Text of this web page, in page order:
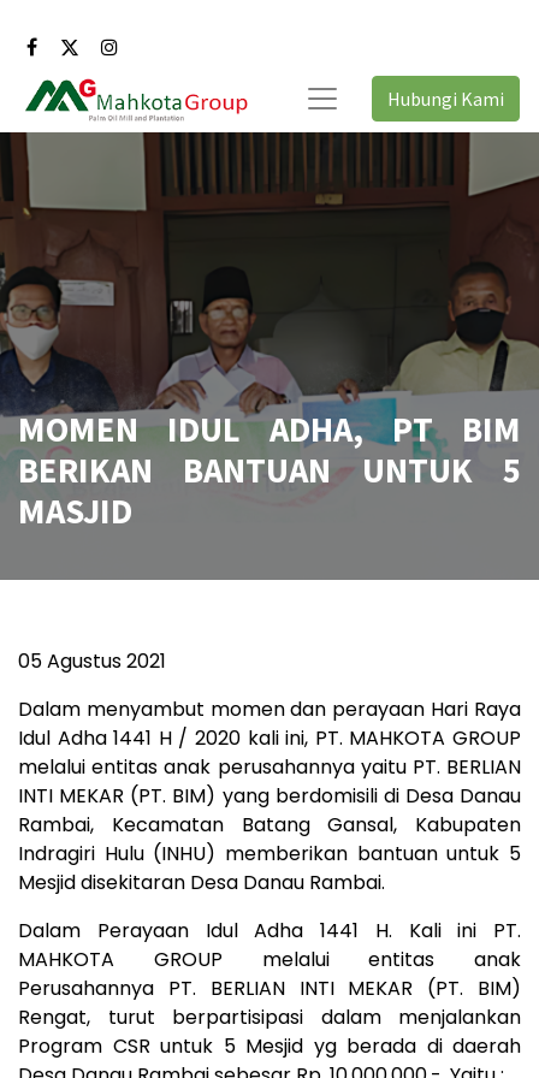
Hubungi Kami
MOMEN IDUL ADHA, PT BIM
BERIKAN BANTUAN UNTUK 5
MASJID
05 Agustus 2021
Dalam menyambut momen dan perayaan Hari Raya
Idul Adha 1441 H / 2020 kali ini, PT. MAHKOTA GROUP
melalui entitas anak perusahannya yaitu PT. BERLIAN
INTI MEKAR (PT. BIM) yang berdomisili di Desa Danau
Rambai, Kecamatan Batang Gansal, Kabupaten
Indragiri Hulu (INHU) memberikan bantuan untuk 5
Mesjid disekitaran Desa Danau Rambai.
Dalam Perayaan Idul Adha 1441 H. Kali ini PT.
MAHKOTA GROUP melalui entitas anak
Perusahannya PT. BERLIAN INTI MEKAR (PT. BIM)
Rengat, turut berpartisipasi dalam menjalankan
Program CSR untuk 5 Mesjid yg berada di daerah